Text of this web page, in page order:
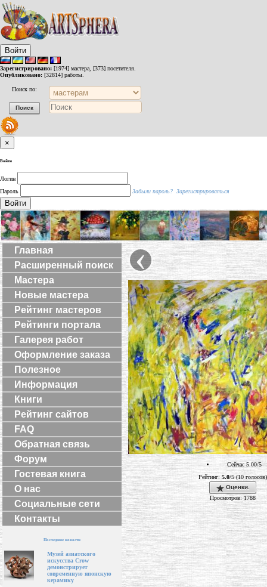
Войти
Зарегистрировано: [1974] мастера, [373] посетителя.
Опубликовано: [32814] работы.
Поиск по:
×
Войти
Логин
Пароль
Забыли пароль? Зарегистрироваться
Войти
Главная
Расширенный поиск
Мастера
Новые мастера
Рейтинг мастеров
Рейтинги портала
Галерея работ
Оформление заказа
Полезное
Информация
Книги
Рейтинг сайтов
FAQ
Обратная связь
Форум
Гостевая книга
О нас
Социальные сети
Контакты
Последние новости
Музей азиатского
искусства Crow
демонстрирует
современную японскую
керамику
‹
Сейчас 5.00/5
Рейтинг: 5.0/5 (10 голосов)
Оценки.
Просмотров: 1788